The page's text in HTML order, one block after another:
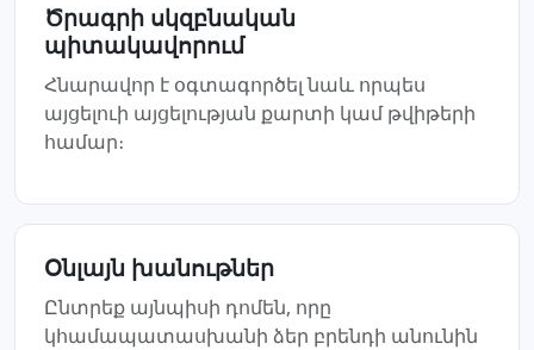
Ծրագրի սկզբնական
պիտակավորում
Հնարավոր է օգտագործել նաև որպես
այցելուի այցելության քարտի կամ թվիթերի
համար։
Օնլայն խանութներ
Ընտրեք այնպիսի դոմեն, որը
կհամապատասխանի ձեր բրենդի անունին